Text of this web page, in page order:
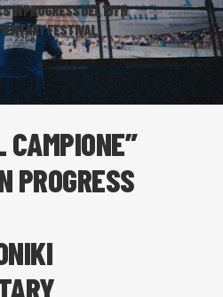
IN PROGRESS DEL 19TH
FESTIVAL
CAMPIONE”
PROGRESS